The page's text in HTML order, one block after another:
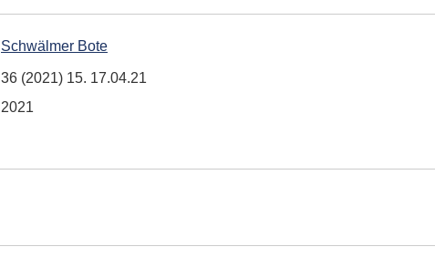
Schwälmer Bote
36 (2021) 15. 17.04.21
2021